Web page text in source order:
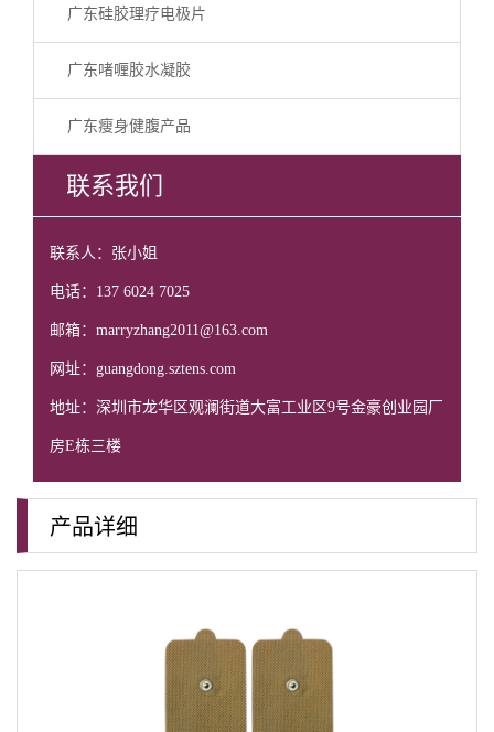
广东硅胶理疗电极片
广东啫喱胶水凝胶
广东瘦身健腹产品
联系我们
联系人：张小姐
电话：137 6024 7025
邮箱：marryzhang2011@163.com
网址：guangdong.sztens.com
地址：深圳市龙华区观澜街道大富工业区9号金豪创业园厂
房E栋三楼
产品详细